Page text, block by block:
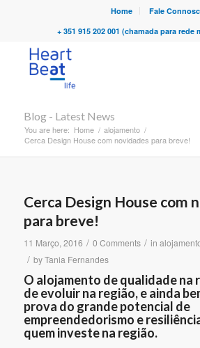
Home
Fale
+ 351 915 202 001 (chamada para rede
Blog - Latest News
You are here: Home / alojamento /
Cerca Design House com novidades para breve!
Cerca Design House com
para breve!
11 Março, 2016 / 0 Comments / in
/ byTania Fernandes
O alojamento de qualidade na
de evoluir na região, e ainda
prova do grande potencial de
empreendedorismo e
quem investe na região.